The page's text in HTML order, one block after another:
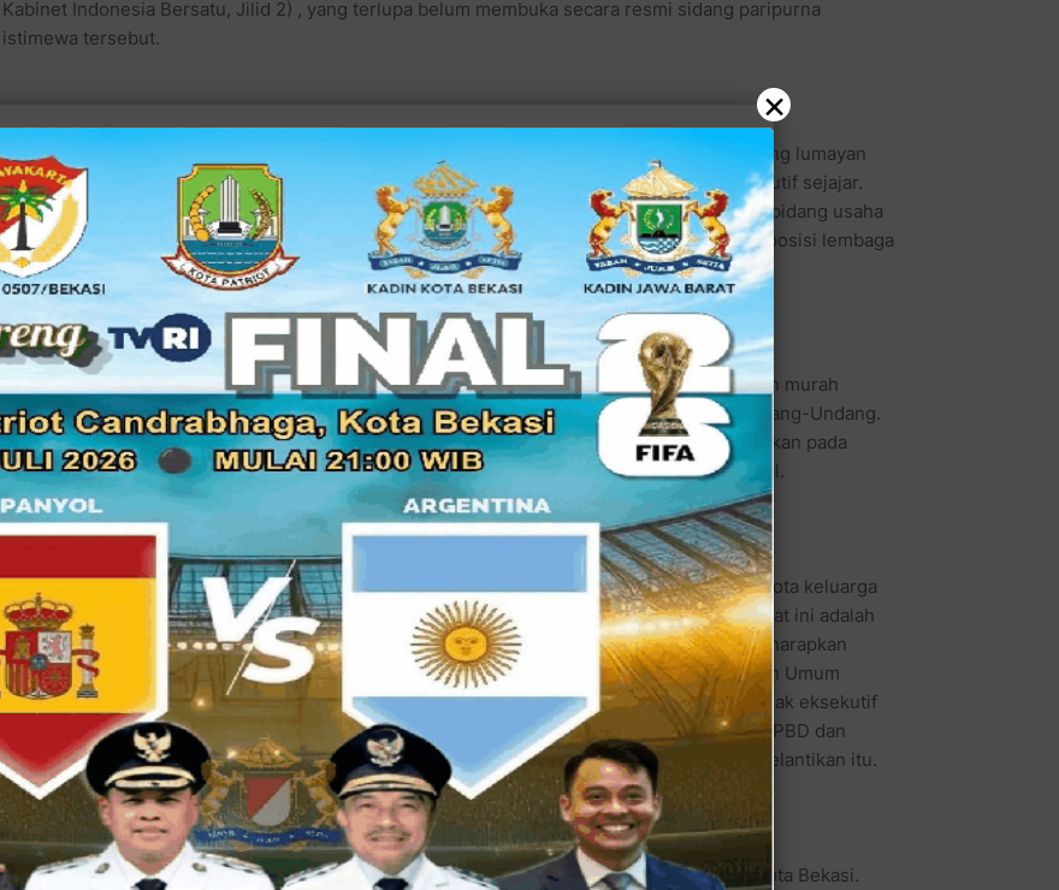
Kabinet Indonesia Bersatu, Jilid 2) , yang terlupa belum membuka secara resmi sidang paripurna
istimewa tersebut.
Setelah prosesi sakral itu Ketua DPRD yang baru dilantik pun mengeluarkan pernyataan yang lumayan
beda. Azhar Laena, yang akrab dipanggil Aal ini mengatakan bahwa posisi legislatif - eksekutif sejajar.
Menurut politisi muda yang belum banyak pengalaman politiknya ini, namun profesional di bidang usaha
ketenagakerjaan dan anggota keluarga besar pemilik Laena Group ini menegaskan bahwa posisi lembaga
yang dipimpinnya ini sejatinya memang sejajar dengan eksekutif.
Apakah ini berarti sebagai bentuk peringatan dini buat eksekutif? Politisi muda bernampilan murah
tenang ini hanya mengatakan pengembalian fungsi dan posisi tersebut sesuai dengan Undang-Undang.
"Saya tidak mengatakan jika DPRD sebelumnya lemah, tetapi saya hanya ingin mengembalikan pada
Undang-Undang saja bahwa antara legislatif dan eksekutif kedudukannya sejajar," papar Aal.
Selain itu Azhar Laena (dan bukan pemilik yayasan Al Azhar seperti kata media, tetapi anggota keluarga
dari Laena Group - saya tersenyum) mengatakan " fokus Pimpinan Dewan dalam waktu dekat ini adalah
segera akan membentuk alat kelengkapan dewan. Dengan kelengkapan dewan tersebut diharapkan
fungsi DPRD akan berjalan lebih optimal. Selain itu DPRD akan segera membahas Kebijakan Umum
Anggaran (KUA), Prioritas Plafon Anggaran Sementara (PPAS) yang sudah diserahkanm pihak eksekutif
beberapa waktu yang lalu," jelasnya. "Kita sudah berkomitmen untuk segera membahas RAPBD dan
mengesahkannya tepat waktu," janji Aal kepada wartawan setelah diangkat sumpah pada pelantikan itu.
Pernyataan Azhar Laena ini ditanggapi beragam oleh kalangan dari dalam dan luar DPRD Kota Bekasi.
×